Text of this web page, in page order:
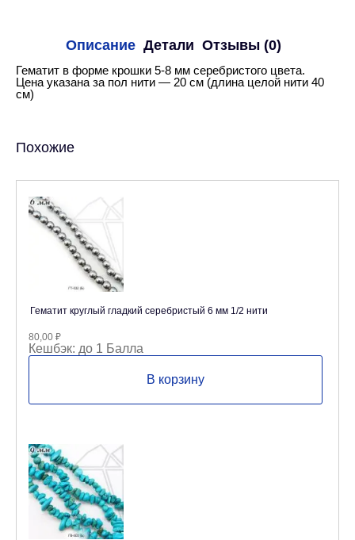
Описание Детали Отзывы (0)
Гематит в форме крошки 5-8 мм серебристого цвета.
Цена указана за пол нити — 20 см (длина целой нити 40
см)
Похожие
Гематит круглый гладкий серебристый 6 мм 1/2 нити
80,00 ₽
Кешбэк: до 1 Балла
В корзину